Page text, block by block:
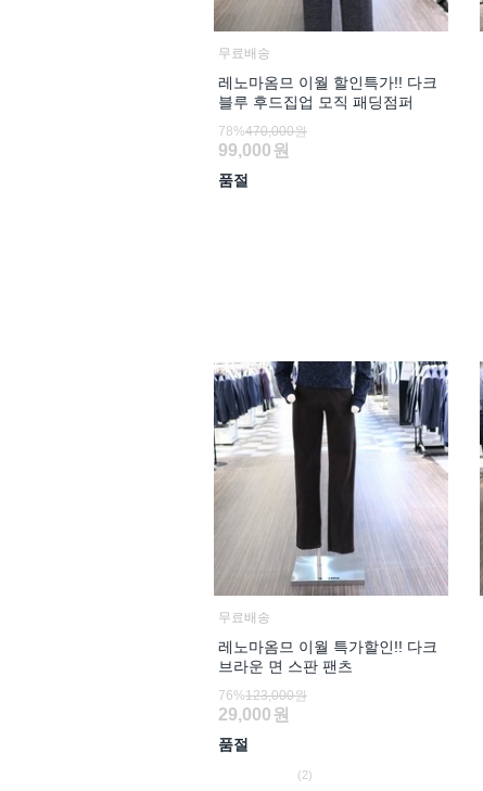
무료배송
레노마옴므 이월 할인특가!! 다크
블루 후드집업 모직 패딩점퍼
78%470,000원
99,000 원
품절
무료배송
레노마옴므 이월 특가할인!! 다크
브라운 면 스판 팬츠
76%123,000원
29,000 원
품절
(2)